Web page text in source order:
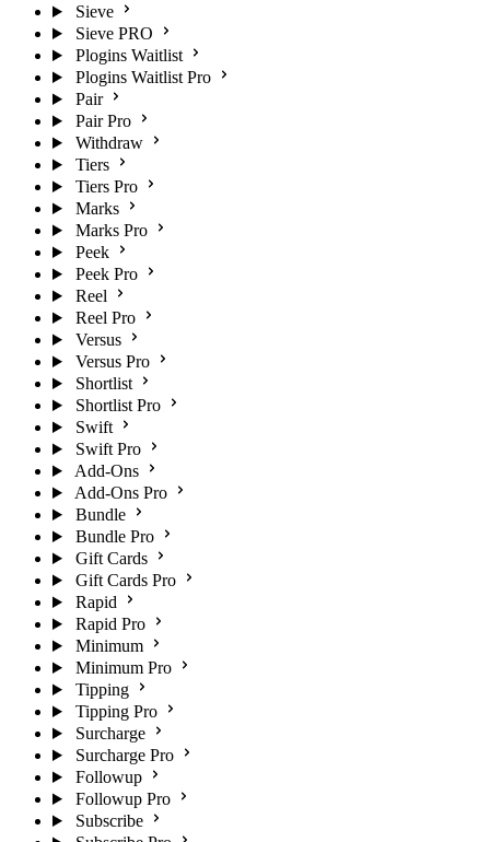
Sieve
Sieve PRO
Plogins Waitlist
Plogins Waitlist Pro
Pair
Pair Pro
Withdraw
Tiers
Tiers Pro
Marks
Marks Pro
Peek
Peek Pro
Reel
Reel Pro
Versus
Versus Pro
Shortlist
Shortlist Pro
Swift
Swift Pro
Add-Ons
Add-Ons Pro
Bundle
Bundle Pro
Gift Cards
Gift Cards Pro
Rapid
Rapid Pro
Minimum
Minimum Pro
Tipping
Tipping Pro
Surcharge
Surcharge Pro
Followup
Followup Pro
Subscribe